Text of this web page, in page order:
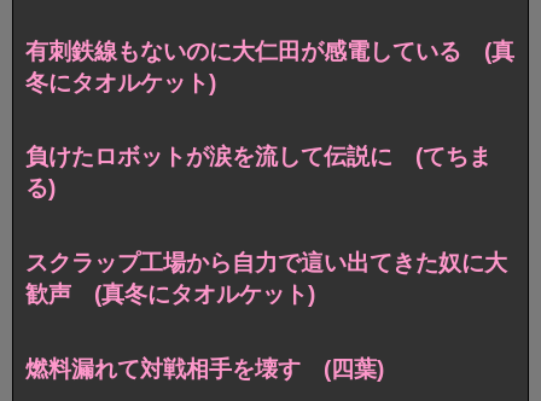
有刺鉄線もないのに大仁田が感電している (真
冬にタオルケット)
負けたロボットが涙を流して伝説に (てちま
る)
スクラップ工場から自力で這い出てきた奴に大
歓声 (真冬にタオルケット)
燃料漏れて対戦相手を壊す (四葉)